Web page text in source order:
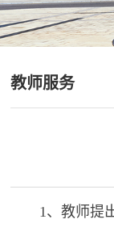
教师服务
1、教师提